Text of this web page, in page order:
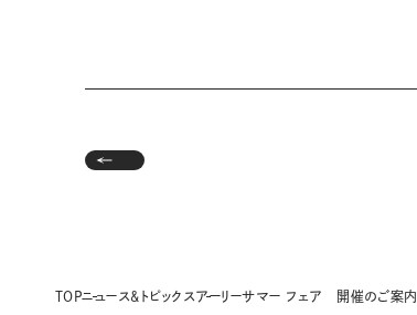
TOPニュース&トピックスアーリーサマー フェア 開催のご案内